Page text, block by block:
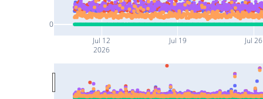
Jul 12
2026
Jul 19 Jul 26
0